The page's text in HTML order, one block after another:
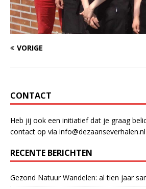
VORIGE
CONTACT
Heb jij ook een initiatief dat je graag
contact op via info@dezaanseverhalen.nl
RECENTE BERICHTEN
Gezond Natuur Wandelen: al tien jaar